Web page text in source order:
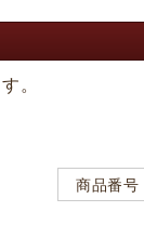
。
商品番号